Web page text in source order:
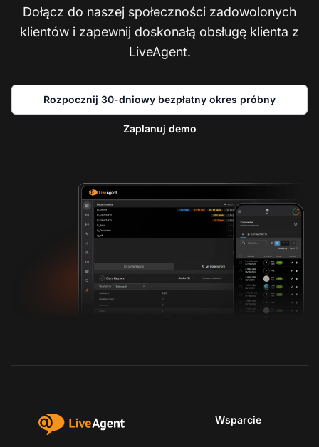
Dołącz do naszej społeczności zadowolonych
klientów i zapewnij doskonałą obsługę klienta z
LiveAgent.
Rozpocznij 30-dniowy bezpłatny okres próbny
Zaplanuj demo
Wsparcie